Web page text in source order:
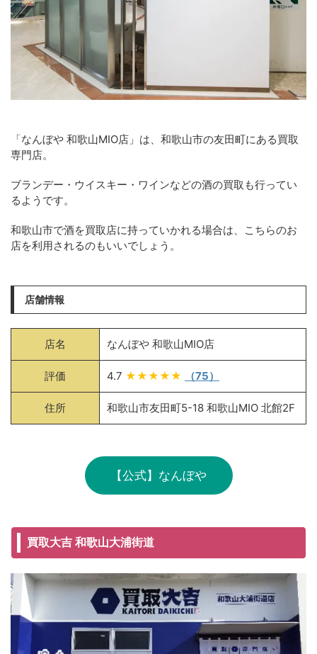
「なんぼや 和歌山MIO店」は、和歌山市の友田町にある買取
専門店。
ブランデー・ウイスキー・ワインなどの酒の買取も行ってい
るようです。
和歌山市で酒を買取店に持っていかれる場合は、こちらのお
店を利用されるのもいいでしょう。
店舗情報
店名 なんぼや 和歌山MIO店
評価 4.7 ★★★★★ （75）
住所 和歌山市友田町5-18 和歌山MIO 北館2F
【公式】なんぼや
買取大吉 和歌山大浦街道